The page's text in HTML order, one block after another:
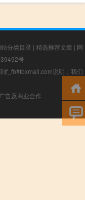
分类目录 | 精选推荐文章 | 网
号
f_fb#foxmail.com说明，我们
告及商业合作